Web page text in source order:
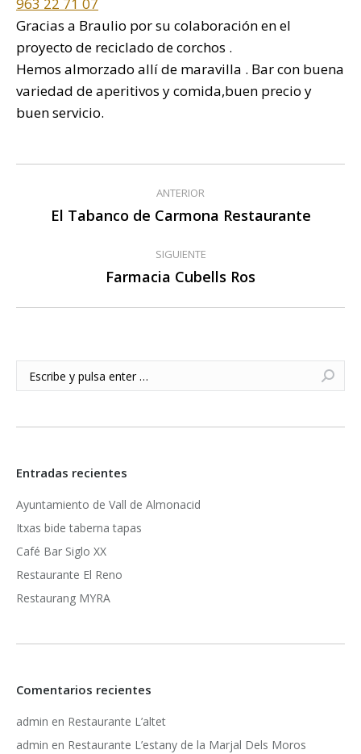
Gracias a Braulio por su colaboración en el
proyecto de reciclado de corchos .
Hemos almorzado allí de maravilla . Bar con buena
variedad de aperitivos y comida,buen precio y
buen servicio.
Navegación
entre
publicaciones
ANTERIOR
Publicación
El Tabanco de Carmona Restaurante
SIGUIENTE
Publicación
Farmacia Cubells Ros
Buscar:
Entradas recientes
Ayuntamiento de Vall de Almonacid
Itxas bide taberna tapas
Café Bar Siglo XX
Restaurante El Reno
Restaurang MYRA
Comentarios recientes
admin en Restaurante L’altet
admin en Restaurante L’estany de la Marjal Dels Moros